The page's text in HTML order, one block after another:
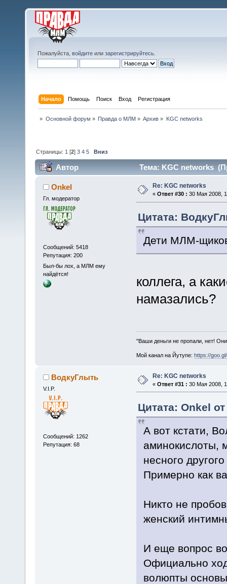
Пожалуйста, войдите или зарегистрируйтесь
Начало Помощь Поиск Вход Регистрация
» Основной форум » Правда о МЛМ » Архив » KGC networks
Страницы: 1 [2]3 4 5 Вниз
Автор Тема: KGC networks
Onkel
Гл. модератор
Сообщений: 5418
Репутация: 200
Был-бы лох, а МЛМ ему
найдётся!
Re: KGC networks
« Ответ #30 : 30 Мая 2008,
Цитата:
Дети МЛМ-
коллега, а
намазались?
"Ваши деньги не пропали, нет!
Мой канал на Йутупе: https://
ВодкуГлыть
V.I.P.
Сообщений: 1262
Репутация: 68
Re: KGC networks
« Ответ #31 : 30 Мая 2008,
Цитата: Onkel
А вот кстати,
аминокислоты,
несного
Примерно как
Никто не
женский
И еще вопрос
Официально
волюпты